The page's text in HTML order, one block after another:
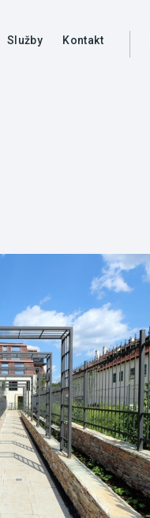
Služby Kontakt